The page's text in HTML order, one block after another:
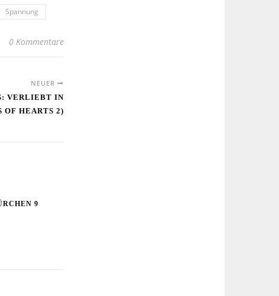
Spannung
0 Kommentare
NEUER
VERLIEBT IN
OF HEARTS 2)
9